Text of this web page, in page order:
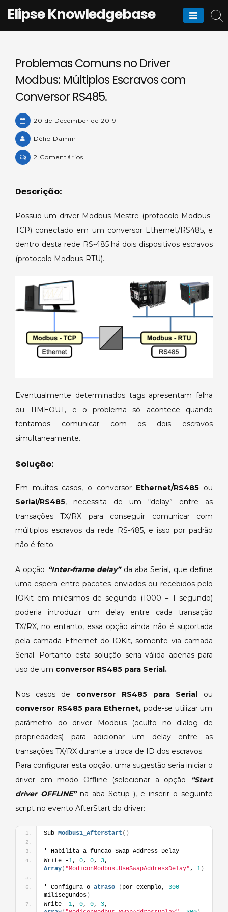
Elipse Knowledgebase
Problemas Comuns no Driver
Modbus: Múltiplos Escravos com
Conversor RS485.
20 de December de 2019
Délio Damin
2 Comentários
Modbus:
Múltiplos
Escravos
Conversor
Descrição:
Possuo um driver Modbus Mestre (protocolo Modbus-
TCP) conectado em um conversor Ethernet/RS485, e
dentro desta rede RS-485 há dois dispositivos escravos
(protocolo Modbus-RTU).
Eventualmente determinados tags apresentam falha
ou TIMEOUT, e o problema só acontece quando
tentamos comunicar com os dois escravos
simultaneamente.
Solução:
Em muitos casos, o conversor Ethernet/RS485 ou
Serial/RS485, necessita de um “delay” entre as
transações TX/RX para conseguir comunicar com
múltiplos escravos da rede RS-485, e isso por padrão
não é feito.
A opção “Inter-frame delay”da aba Serial, que define
uma espera entre pacotes enviados ou recebidos pelo
IOKit em milésimos de segundo (1000 = 1 segundo)
poderia introduzir um delay entre cada transação
TX/RX, no entanto, essa opção ainda não é suportada
pela camada Ethernet do IOKit, somente via camada
Serial. Portanto esta solução seria válida apenas para
uso de um conversor RS485 para Serial.
Nos casos de conversor RS485 para Serial ou
conversor RS485 para Ethernet, pode-se utilizar um
parâmetro do driver Modbus (oculto no dialog de
propriedades) para adicionar um delay entre as
transações TX/RX durante a troca de ID dos escravos.
Para configurar esta opção, uma sugestão seria iniciar o
driver em modo Offline (selecionar a opção
“Start
driver OFFLINE”na aba Setup ), e inserir o seguinte
script no evento AfterStart do driver:
Sub Modbus1_AfterStart ( )
' Habilita a funcao Swap Address Delay
Write -1, 0, 0, 3
Array( "ModiconModbus.UseSwapAddressDelay", 1 )
' Configura o atraso ( por exemplo, 300
milisegundos )
Write -1, 0, 0, 3